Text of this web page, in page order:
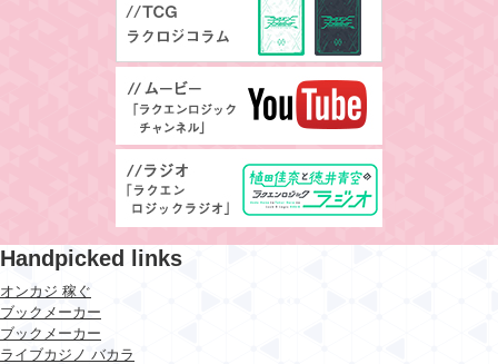
Handpicked links
オンカジ 稼ぐ
ブックメーカー
ブックメーカー
ライブカジノ バカラ